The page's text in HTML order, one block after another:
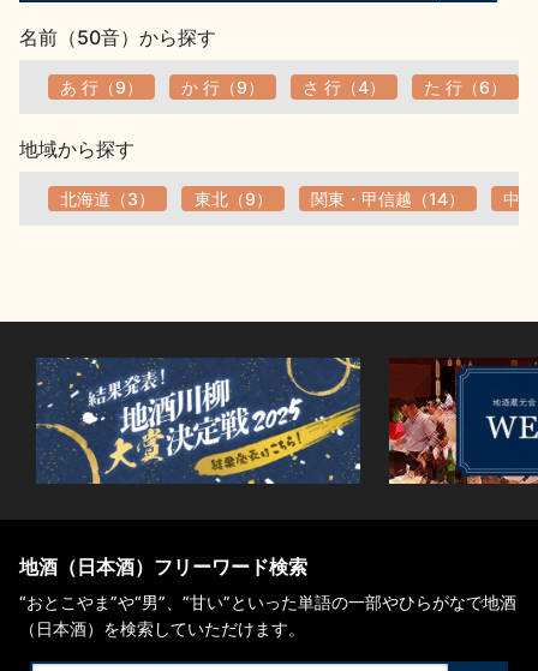
名前（50音）から探す
あ 行（9） か 行（9） さ 行（4） た 行（6）
地域から探す
北海道（3） 東北（9） 関東・甲信越（14） 中
地酒（日本酒）フリーワード検索
“おとこやま”や“男”、”甘い”といった単語の一部やひらがなで地酒
（日本酒）を検索していただけます。